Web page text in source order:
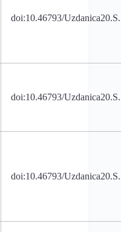
doi:10.46793/
doi:10.46793/
doi:10.46793/